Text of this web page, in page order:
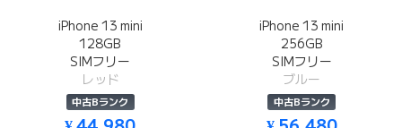
iPhone 13 mini
128GB
SIMフリー
レッド
中古Bランク
iPhone 13 mini
256GB
SIMフリー
ブルー
中古Bランク